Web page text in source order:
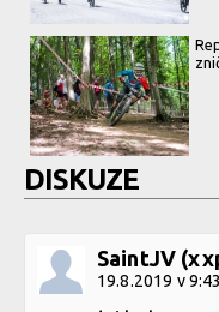
DISKUZE
SaintJV
19.8.2019 v 9:43